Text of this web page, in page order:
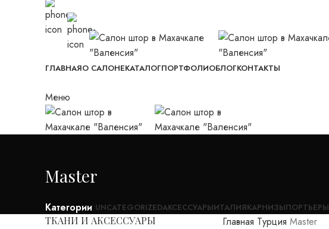
ГЛАВНАЯО САЛОНЕКАТАЛОГПОРТФОЛИОБЛОГКОНТАКТЫ
Меню
Master
Категории UNCATEGORIZEDАКСЕССУАРЫИТАЛИЯКАРНИЗЫПОРТЬЕРЫ
ТКАНИ И АКСЕССУАРЫ Главная Турция Master